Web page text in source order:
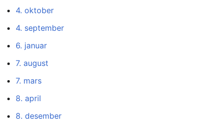
4. oktober
4. september
6. januar
7. august
7. mars
8. april
8. desember